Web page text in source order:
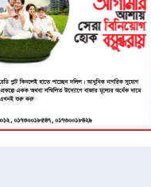
কার্যক্রম নিষিদ্ধ আ.কর্মীদের উদ্দেশে
তাসনিম জারা
সালমান শাহ হত্যা মামলায় ডন